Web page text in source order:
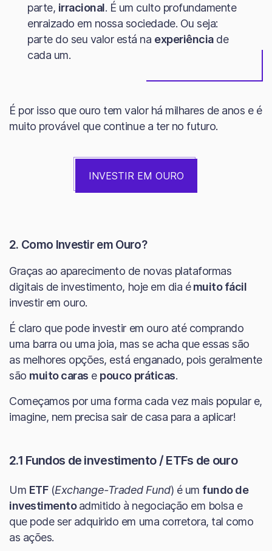
parte, irracional. É um culto profundamente
enraizado em nossa sociedade. Ou seja:
parte do seu valor está na experiênciade
cada um.
É por isso que ouro tem valor há milhares de anos e é
muito provável que continue a ter no futuro.
INVESTIR EM OURO
2. Como Investir em Ouro?
Graças ao aparecimento de novas plataformas
digitais de investimento, hoje em dia émuito fácil
investir em ouro.
É claro que pode investir em ouro até comprando
uma barra ou uma joia, mas se acha que essas são
as melhores opções, está enganado, pois geralmente
são muito caras e pouco práticas.
Começamos por uma forma cada vez mais popular e,
imagine, nem precisa sair de casa para a aplicar!
2.1 Fundos de investimento/ ETFs de ouro
Um ETF(Exchange-Traded Fund) é um fundo de
investimentoadmitido à negociação em bolsa e
que pode ser adquirido em uma corretora, tal como
as ações.